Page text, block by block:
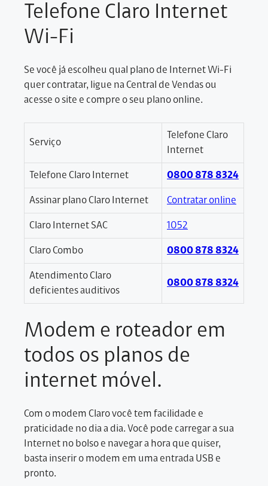
Telefone Claro Internet
Wi-Fi
Se você já escolheu qual plano de Internet Wi-Fi
quer contratar, ligue na Central de Vendas ou
acesse o site e compre o seu plano online.
Serviço
Telefone Claro
Internet
Telefone Claro Internet 0800 878 8324
Assinar plano Claro Internet Contratar online
Claro Internet SAC 1052
Claro Combo 0800 878 8324
Atendimento Claro
deficientes auditivos
0800 878 8324
Modem e roteador em
todos os planos de
internet móvel.
Com o modem Claro você tem facilidade e
praticidade no dia a dia. Você pode carregar a sua
Internet no bolso e navegar a hora que quiser,
basta inserir o modem em uma entrada USB e
pronto.